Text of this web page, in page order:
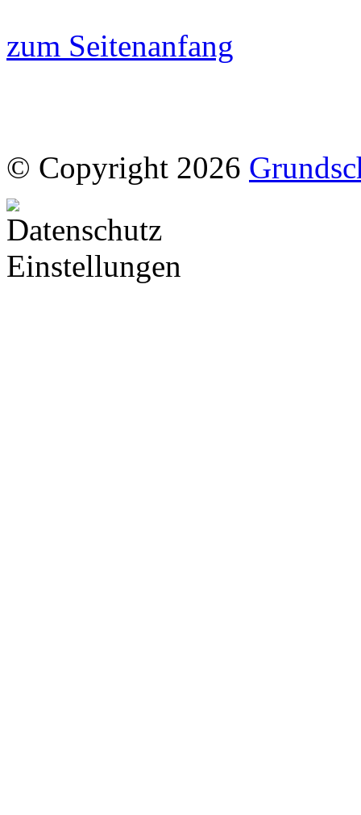
zum Seitenanfang
© Copyright 2026